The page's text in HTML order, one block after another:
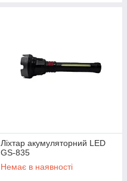
Ліхтар акумуляторний LED
GS-835
Немає в наявності